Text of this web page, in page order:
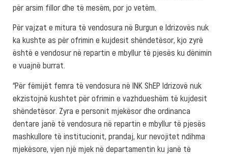
për arsim fillor dhe të mesëm, por jo vetëm.
Për vajzat e mitura të vendosura në Burgun e Idrizovës nuk
ka kushte as për ofrimin e kujdesit shëndetësor, kjo zyrë
është e vendosur në repartin e mbyllur të pjesës ku dënimin
e vuajnë burrat.
“Për fëmijët femra të vendosura në INK ShEP Idrizovë nuk
ekzistojnë kushtet për ofrimin e vazhdueshëm të kujdesit
shëndetësor. Zyra e personit mjekësor dhe ordinanca
dentare janë të vendosura në repartin e mbyllur të pjesës
mashkullore të institucionit, prandaj, kur nevojitet ndihma
mjekësore, vjen një mjek në departamentin ku janë të